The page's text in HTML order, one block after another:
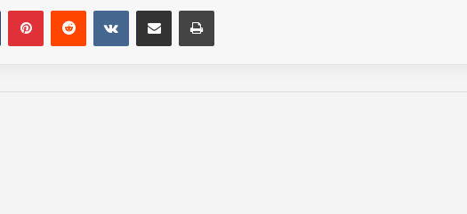
VKontakte